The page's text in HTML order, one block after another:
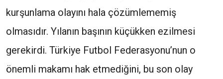
kurşunlama olayını hala çözümlememiş
olmasıdır. Yılanın başının küçükken ezilmesi
gerekirdi. Türkiye Futbol Federasyonu’nun o
önemli makamı hak etmediğini, bu son olay